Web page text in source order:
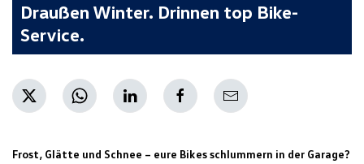
Draußen Winter. Drinnen top Bike-
Service.
Frost, Glätte und Schnee – eure Bikes schlummern in der Garage?